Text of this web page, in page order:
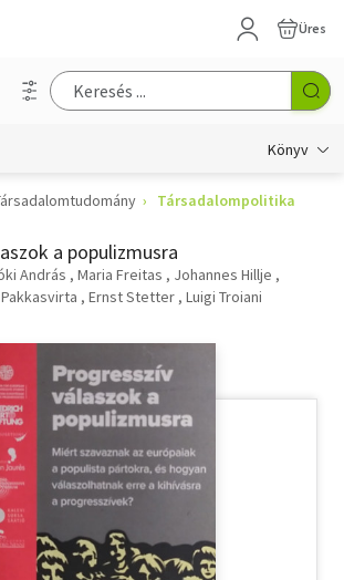
Üres
Könyv
Társadalompolitika
a populizmusra
András Maria Freitas
Johannes Hillje
Ernst Stetter Luigi Troiani